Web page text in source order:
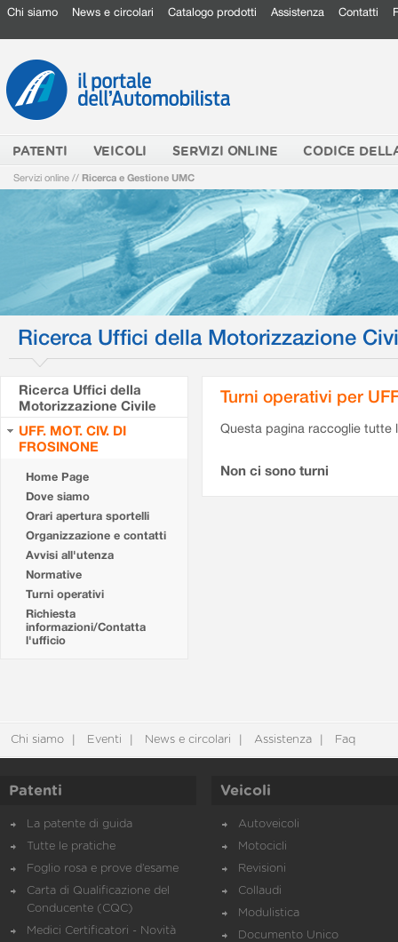
Chi siamo News e circolari Catalogo prodotti Assistenza Contatti
PATENTI VEICOLI SERVIZI ONLINE CODICE
Servizi online // Ricerca e Gestione UMC
Ricerca Uffici della Motorizzazione
Ricerca Uffici della
Motorizzazione Civile
UFF. MOT. CIV. DI
FROSINONE
Home Page
Dove siamo
Orari apertura sportelli
Organizzazione e contatti
Avvisi all'utenza
Normative
Turni operativi
Richiesta
informazioni/Contatta
l'ufficio
Turni operativi per
Questa pagina raccoglie tutte
Non ci sono turni
Chi siamo Eventi News e circolari Assistenza Faq
Patenti
La patente di guida
Tutte le pratiche
Foglio rosa e prove d’esame
Carta di Qualificazione del
Conducente (CQC)
Medici Certificatori - Novità
Veicoli
Autoveicoli
Motocicli
Revisioni
Collaudi
Modulistica
Documento Unico